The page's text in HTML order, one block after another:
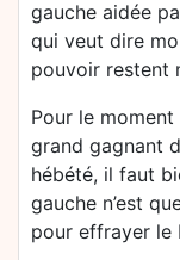
gauche aidée
qui veut dire
pouvoir restent
Pour le
grand gagnant
hébété, il faut
gauche n’est
pour effrayer le